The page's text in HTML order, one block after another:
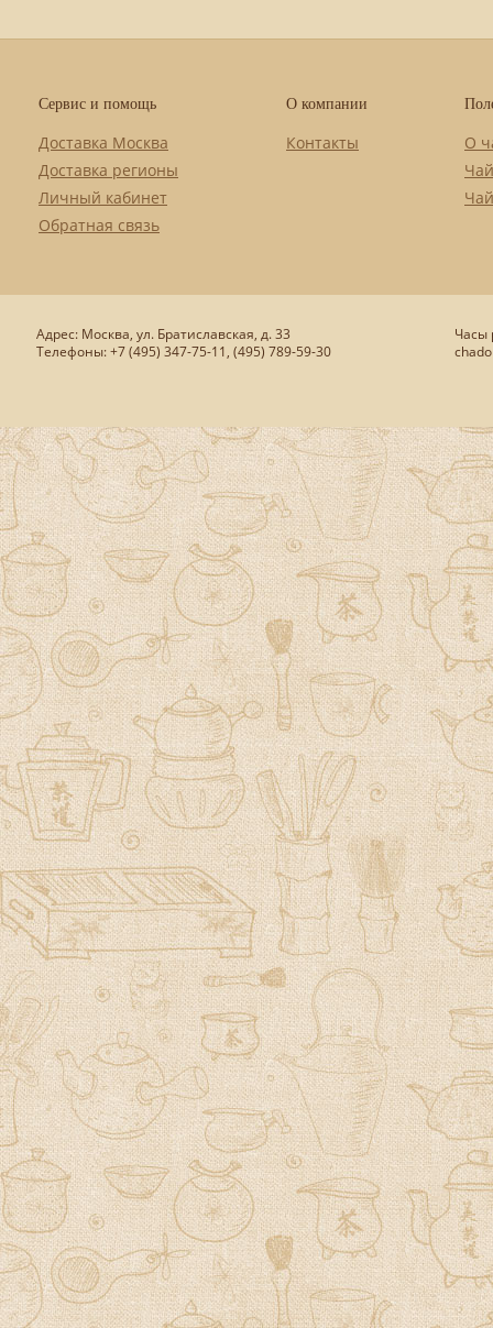
Сервис и помощь
Доставка Москва
Доставка регионы
Личный кабинет
Обратная связь
О компании
Контакты
О
Адрес: Москва, ул. Братиславская, д. 33
Телефоны: +7 (495) 347-75-11, (495) 789-59-30
Часы